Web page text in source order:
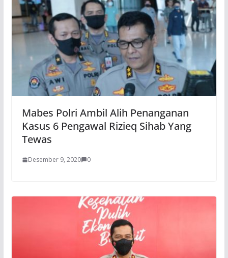
Mabes Polri Ambil Alih Penanganan
Kasus 6 Pengawal Rizieq Sihab Yang
Tewas
Desember 9, 2020 0